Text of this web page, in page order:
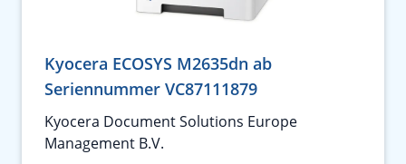
Kyocera ECOSYS M2635dn ab
Seriennummer VC87111879
Kyocera Document Solutions Europe
Management B.V.